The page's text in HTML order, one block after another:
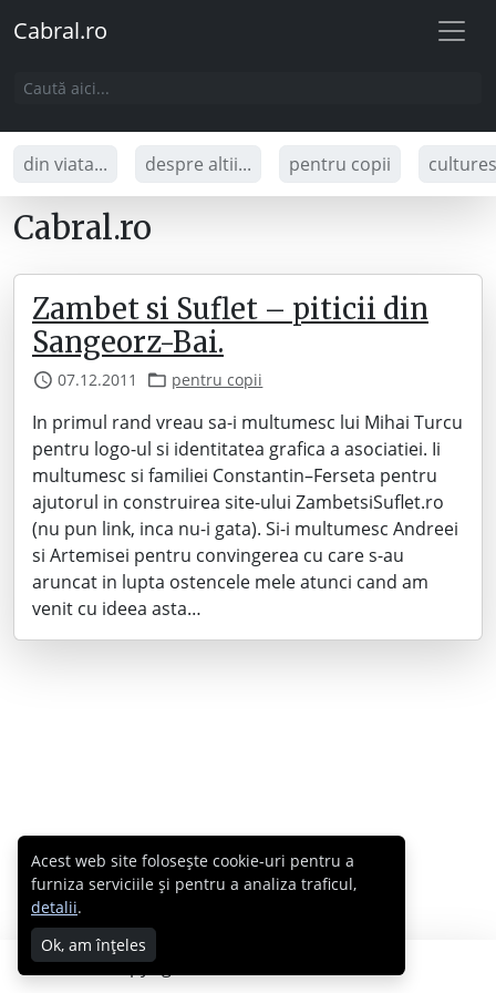
Cabral.ro
din viata... despre altii... pentru copii
Cabral.ro
Zambet si Suflet – piticii din
Sangeorz-Bai.
07.12.2011 pentru copii
In primul rand vreau sa-i multumesc lui Mihai Turcu
pentru logo-ul si identitatea grafica a asociatiei. Ii
multumesc si familiei Constantin–Ferseta pentru
ajutorul in construirea site-ului ZambetsiSuflet.ro
(nu pun link, inca nu-i gata). Si-i multumesc Andreei
si Artemisei pentru convingerea cu care s-au
aruncat in lupta ostencele mele atunci cand am
venit cu ideea asta…
Copyright © 2007 - 2026 Cabral.ro
Acest web site folosește cookie-uri pentru a
furniza serviciile și pentru a analiza traficul,
detalii.
Ok, am înțeles